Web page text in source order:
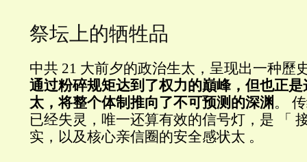
祭坛上的牺牲品
中共 21 大前夕的政治生太，呈现出一种歷
通过粉碎规矩达到了权力的巔峰，但也正
太，将整个体制推向了不可预测的深渊 。
已经失灵，唯一还算有效的信号灯，是 「
实，以及核心亲信圈的安全感状太 。